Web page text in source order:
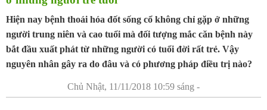
Hiện nay bệnh thoái hóa đốt sống cổ không chỉ gặp ở những
người trung niên và cao tuổi mà đối tượng mắc căn bệnh này
bắt đầu xuất phát từ những người có tuổi đời rất trẻ. Vậy
nguyên nhân gây ra do đâu và có phương pháp điều trị nào?
Chủ Nhật, 11/11/2018 10:59 sáng -